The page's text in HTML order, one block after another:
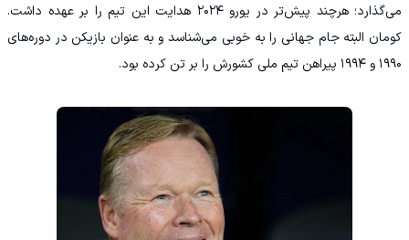
می‌گذارد؛ هرچند پیش‌تر در یورو ۲۰۲۴ هدایت این تیم را بر عهده داشت.
کومان البته جام جهانی را به خوبی می‌شناسد و به عنوان بازیکن در دوره‌های
۱۹۹۰ و ۱۹۹۴ پیراهن تیم ملی کشورش را بر تن کرده بود.